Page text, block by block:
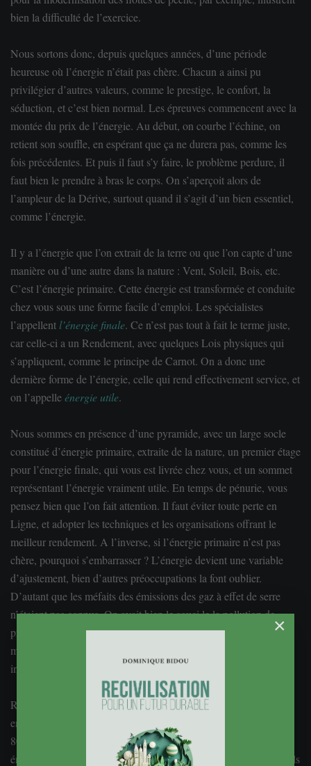
bien la difficulté de l’exercice.
Nous sortons donc, depuis quelques années, d’une période
heureuse où l’énergie n’était pas chère. Chacun a ainsi pu
privilégier d’autres valeurs, comme le prestige, le confort, la
séduction, et c’est bien normal. Les épreuves commencent avec la
montée du prix de l’énergie. Au début, on courbe l’échine, on
retient son souffle, en espérant que ça ne durera pas, comme les
fois précédentes. Et puis il faut s’y faire, le problème perdure, il
faut bien le prendre à bras le corps. On s’aperçoit alors de
l’ampleur de la Dérive, surtout quand il s’agit d’un bien essentiel,
comme l’énergie.
Il y a l’énergie que l’on extrait de la terreou que l’on capte d’une
manière ou d’une autre dans la nature : Vent, Soleil, Bois, etc.
C’est l’énergie primaire. Cette énergie est transformée et conduite
chez vous sous une forme facile d’emploi. Les spécialistes
l’appellent l’énergie finale. Ce n’est pas tout à fait le terme juste,
car celle-ci a un Rendement, avec quelques Lois physiques qui
s’appliquent, comme le principe de Carnot. On a donc une
dernière forme de l’énergie, celle qui rend effectivement service, et
on l’appelleénergie utile.
Nous sommes en présence d’une pyramide, avec un large socle
constitué d’énergie primaire, extraite de la nature, un premier étage
pour l’énergie finale, qui vous est livrée chez vous, et un sommet
représentant l’énergie vraiment utile. En temps de pénurie, vous
pensez bien que l’on fait attention. Il faut éviter toute perte en
Ligne, et adopter les techniques et les organisations offrant le
meilleur rendement. A l’inverse, si l’énergie primaire n’est pas
chère, pourquoi s’embarrasser ? L’énergie devient une variable
d’ajustement, bien d’autres préoccupations la font oublier.
D’autant que les méfaits des émissions des gaz à effet de serre
n’étaient pas connus. On avait bien le souci le la pollution de
proximité, celle des oxydes de souffre et d’azote, des poussières,
mais leurs conséquences sont diffuses, parfois lointaines, et sans
incidence économique directe.
Retournement de situation, depuis que le prix du Pétrole s’est
envolé, et qu’il résiste à des hauteurs significatives, de l’ordre de
80 $ aujourd’hui. Mais le rendement global ne notre système
énergétique s’est dégradé ! Les chiffres de 2006 sont éloquents. Ils
×